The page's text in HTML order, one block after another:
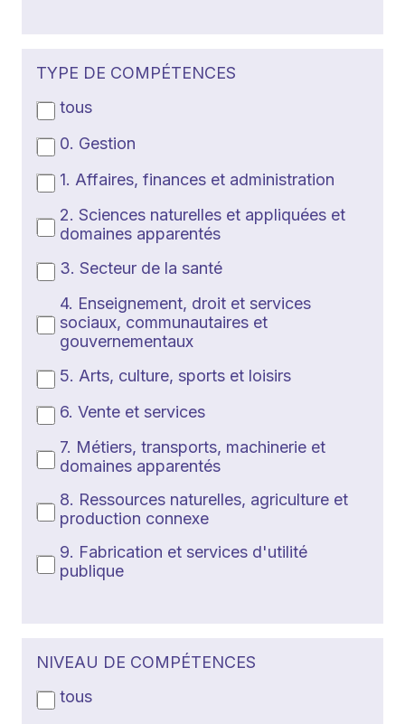
TYPE DE COMPÉTENCES
tous
0. Gestion
1. Affaires, finances et administration
2. Sciences naturelles et appliquées et
domaines apparentés
3. Secteur de la santé
4. Enseignement, droit et services
sociaux, communautaires et
gouvernementaux
5. Arts, culture, sports et loisirs
6. Vente et services
7. Métiers, transports, machinerie et
domaines apparentés
8. Ressources naturelles, agriculture et
production connexe
9. Fabrication et services d'utilité
publique
NIVEAU DE COMPÉTENCES
tous